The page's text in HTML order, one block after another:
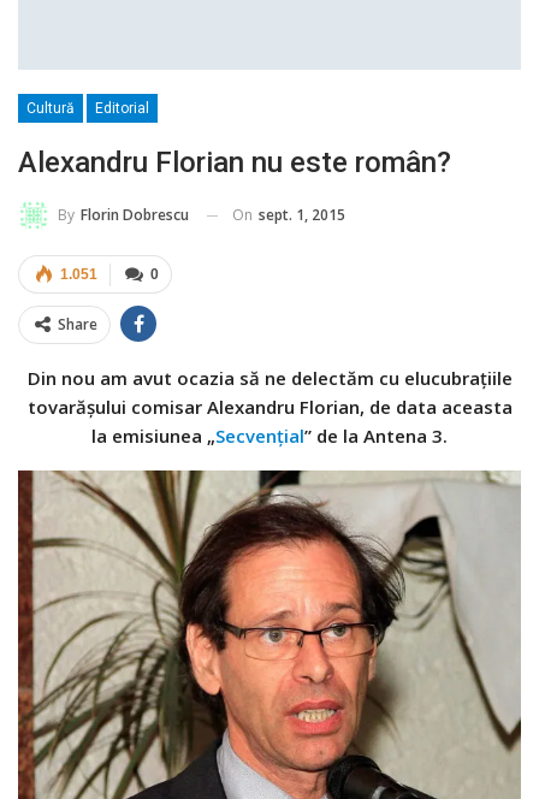
Cultură Editorial
Alexandru Florian nu este român?
By Florin Dobrescu On sept. 1, 2015
0
1.051
Share
Din nou am avut ocazia să ne delectăm cu elucubrațiile
tovarășului comisar Alexandru Florian, de data aceasta
la emisiunea „Secvențial” de la Antena 3.